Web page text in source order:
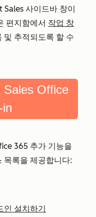
사이드바 창이
편지함에서 작업 창
및 추적되도록 할 수
Sales Office
in
365 추가 기능을
목록을 제공합니다:
설치하기